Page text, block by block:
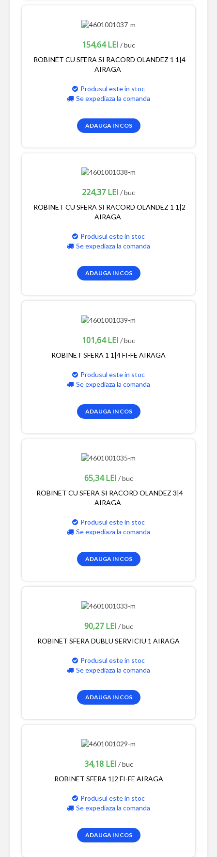
154,64 LEI / buc
ROBINET CU SFERA SI RACORD OLANDEZ 1 1|4
AIRAGA
Produsul este in stoc
Se expediaza la comanda
ADAUGA IN COS
224,37 LEI / buc
ROBINET CU SFERA SI RACORD OLANDEZ 1 1|2
AIRAGA
Produsul este in stoc
Se expediaza la comanda
ADAUGA IN COS
101,64 LEI / buc
ROBINET SFERA 1 1|4 FI-FE AIRAGA
Produsul este in stoc
Se expediaza la comanda
ADAUGA IN COS
65,34 LEI / buc
ROBINET CU SFERA SI RACORD OLANDEZ 3|4
AIRAGA
Produsul este in stoc
Se expediaza la comanda
ADAUGA IN COS
90,27 LEI / buc
ROBINET SFERA DUBLU SERVICIU 1 AIRAGA
Produsul este in stoc
Se expediaza la comanda
ADAUGA IN COS
34,18 LEI / buc
ROBINET SFERA 1|2 FI-FE AIRAGA
Produsul este in stoc
Se expediaza la comanda
ADAUGA IN COS